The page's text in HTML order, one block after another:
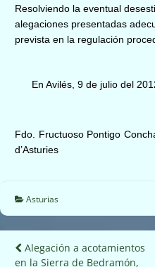
Resolviendo la eventual
alegaciones presentadas
prevista en la regulación
En Avilés, 9 de julio del
Fdo. Fructuoso Pontigo
d’Asturies
Asturias
Navegación
Alegación a acotamientos
en la Sierra de Bedramón,